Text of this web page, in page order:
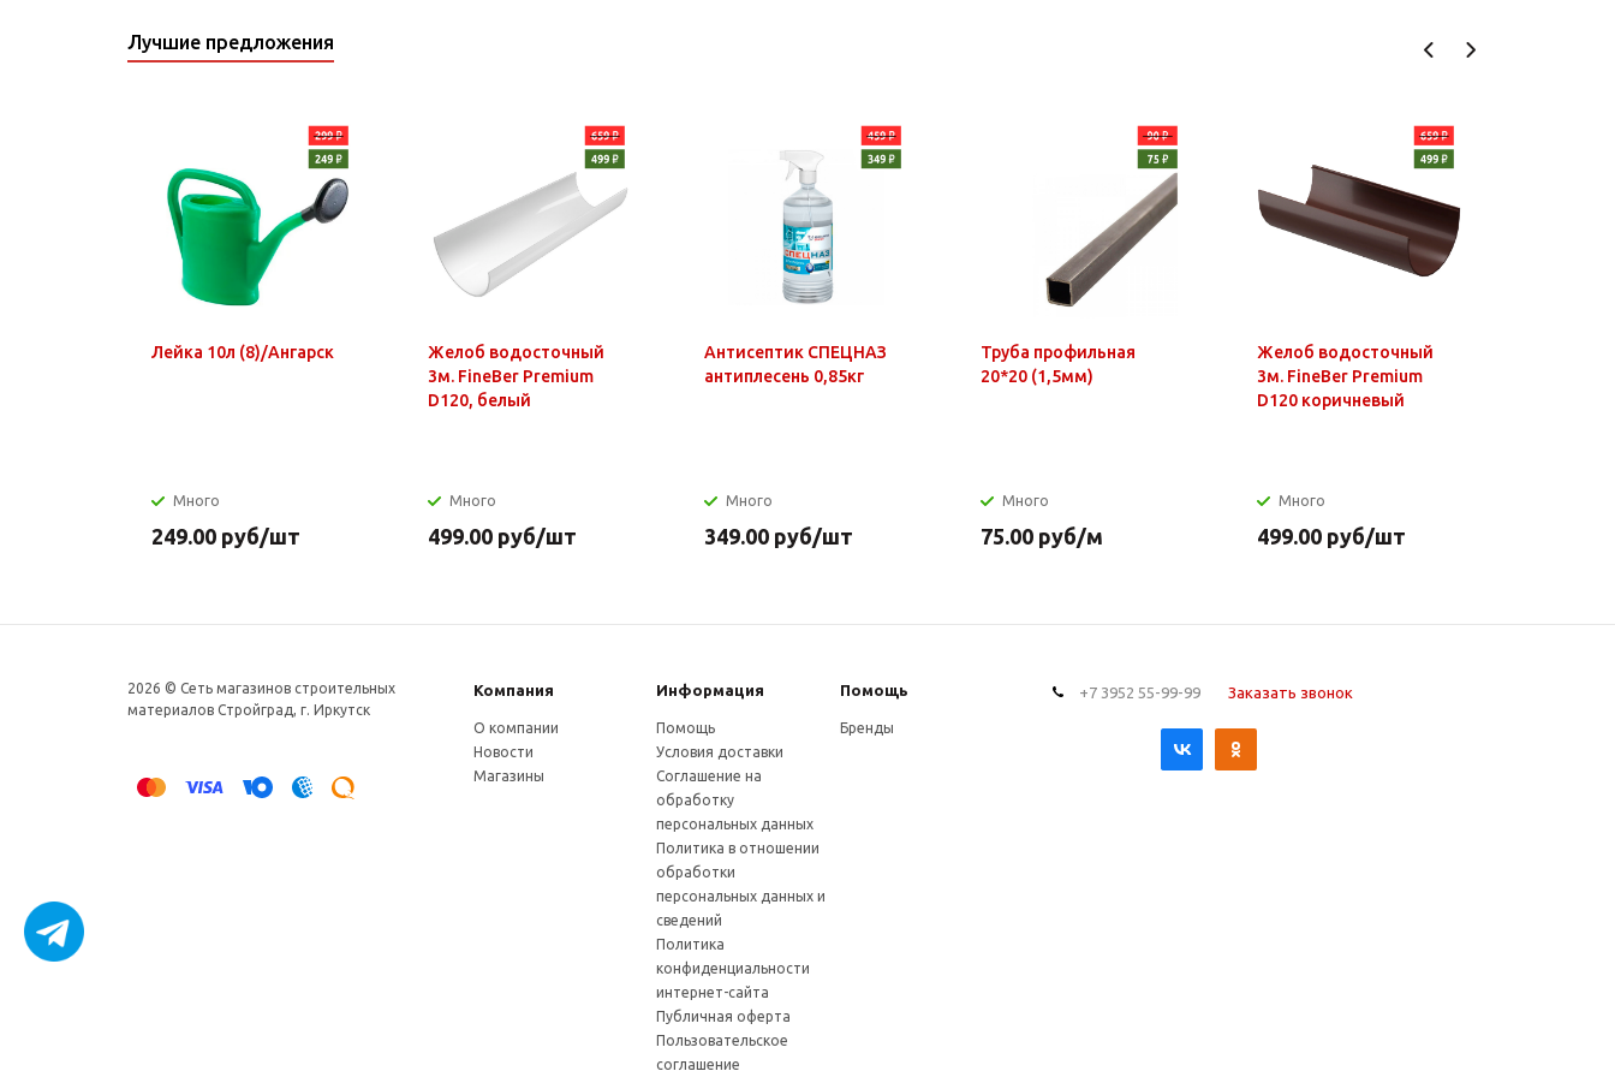
Лучшие предложения
Лейка 10л (8)/Ангарск
Много
249.00 руб/шт
Желоб водосточный
3м. FineBer Premium
D120, белый
Много
499.00 руб/шт
Антисептик СПЕЦНАЗ
антиплесень 0,85кг
Много
349.00 руб/шт
Труба профильная
20*20 (1,5мм)
Много
75.00 руб/м
Желоб водосточный
3м. FineBer Premium
D120 коричневый
Много
499.00 руб/шт
2026 © Сеть магазинов строительных
материалов Стройград, г. Иркутск
Компания Информация Помощь
О компании
Новости
Магазины
Помощь
Условия доставки
Соглашение на
обработку
персональных данных
Политика в отношении
обработки
персональных данных и
сведений
Политика
конфиденциальности
интернет-сайта
Публичная оферта
Пользовательское
соглашение
Бренды
+7 3952 55-99-99 Заказать звонок